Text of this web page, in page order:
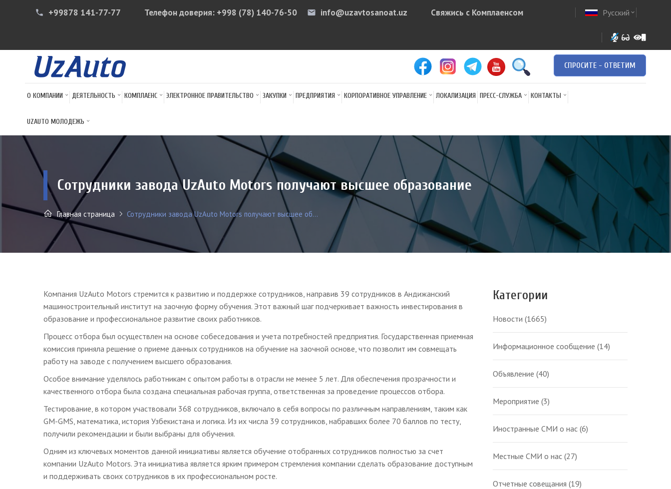
phone +99878 141-77-77 Телефон доверия: +998 (78) 140-76-50 email info@uzavtosanoat.uz arrow
Свяжись с Комплаенсом Русский expand_more
СПРОСИТЕ - ОТВЕТИМ
О КОМПАНИИ ДЕЯТЕЛЬНОСТЬ КОМПЛАЕНС ЭЛЕКТРОННОЕ ПРАВИТЕЛЬСТВО ЗАКУПКИ ПРЕДПРИЯТИЯ КОРПОРАТИВНОЕ УПРАВЛЕНИЕ ЛОКАЛИЗАЦИЯ ПРЕСС-СЛУЖБА КОНТАКТЫ
UZAUTO МОЛОДЕЖЬ
Сотрудники завода UzAuto Motors получают высшее образование
Главная страница Сотрудники завода UzAuto Motors получают высшее об...
Компания UzAuto Motors стремится к развитию и поддержке сотрудников, направив 39 сотрудников в Андижанский
машиностроительный институт на заочную форму обучения. Этот важный шаг подчеркивает важность инвестирования в
образование и профессиональное развитие своих работников.
Процесс отбора был осуществлен на основе собеседования и учета потребностей предприятия. Государственная приемная
комиссия приняла решение о приеме данных сотрудников на обучение на заочной основе, что позволит им совмещать
работу на заводе с получением высшего образования.
Особое внимание уделялось работникам с опытом работы в отрасли не менее 5 лет. Для обеспечения прозрачности и
качественного отбора была создана специальная рабочая группа, ответственная за проведение процессов отбора.
Тестирование, в котором участвовали 368 сотрудников, включало в себя вопросы по различным направлениям, таким как
GM-GMS, математика, история Узбекистана и логика. Из их числа 39 сотрудников, набравших более 70 баллов по тесту,
получили рекомендации и были выбраны для обучения.
Одним из ключевых моментов данной инициативы является обучение отобранных сотрудников полностью за счет
компании UzAuto Motors. Эта инициатива является ярким примером стремления компании сделать образование доступным
и поддерживать своих сотрудников в их профессиональном росте.
Категории
Новости (1665)
Информационное сообщение (14)
Объявление (40)
Мероприятие (3)
Иностранные СМИ о нас (6)
Местные СМИ о нас (27)
Отчетные совещания (19)